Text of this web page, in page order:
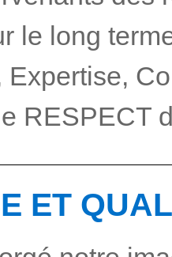
le long
Expertise,
RESPECT
ET